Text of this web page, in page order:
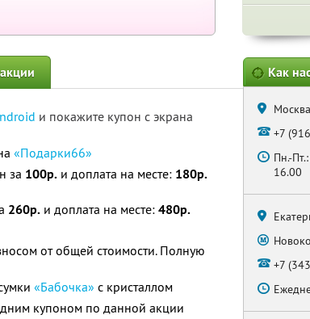
и покажите купон с экрана
«Подарки66»
за 100р. и доплата на месте: 180р.
260р. и доплата на месте: 480р.
от общей стоимости. Полную
«Бабочка» с кристаллом
купоном по данной акции
Как
+7
Пн.-
16.00
+7